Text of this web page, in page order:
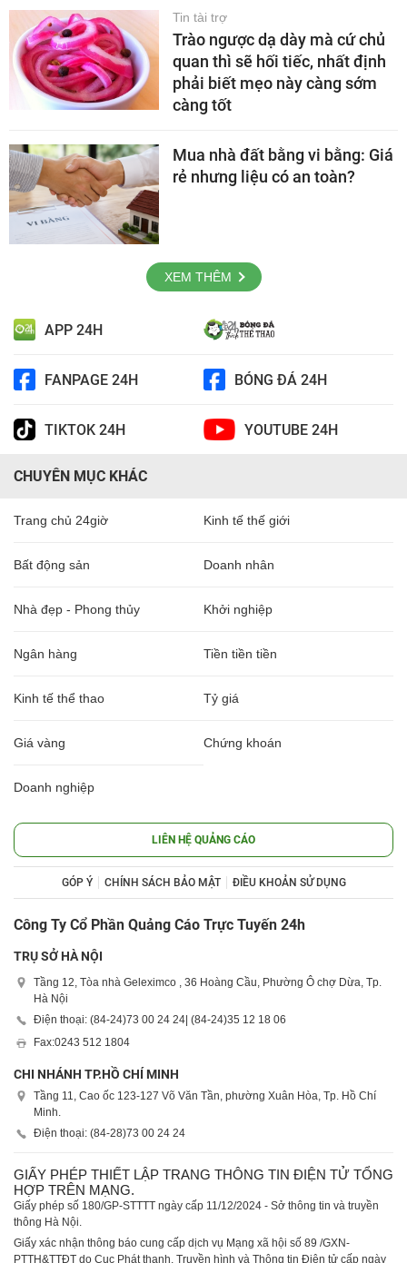
Tin tài trợ
Trào ngược dạ dày mà cứ chủ
quan thì sẽ hối tiếc, nhất định
phải biết mẹo này càng sớm
càng tốt
Mua nhà đất bằng vi bằng: Giá
rẻ nhưng liệu có an toàn?
XEM THÊM
APP 24H
FANPAGE 24H BÓNG ĐÁ 24H
TIKTOK 24H YOUTUBE 24H
CHUYÊN MỤC KHÁC
Trang chủ 24giờ Kinh tế thế giới
Bất động sản Doanh nhân
Nhà đẹp - Phong thủy Khởi nghiệp
Ngân hàng Tiền tiền tiền
Kinh tế thể thao Tỷ giá
Giá vàng Chứng khoán
Doanh nghiệp
LIÊN HỆ QUẢNG CÁO
GÓP Ý CHÍNH SÁCH BẢO MẬT ĐIỀU KHOẢN SỬ DỤNG
Công Ty Cổ Phần Quảng Cáo Trực Tuyến 24h
TRỤ SỞ HÀ NỘI
Tầng 12, Tòa nhà Geleximco , 36 Hoàng Cầu, Phường Ô chợ Dừa, Tp.
Hà Nội
Điện thoại: (84-24)73 00 24 24 | (84-24)35 12 18 06
Fax:0243 512 1804
CHI NHÁNH TP.HỒ CHÍ MINH
Tầng 11, Cao ốc 123-127 Võ Văn Tần, phường Xuân Hòa, Tp. Hồ Chí
Minh.
Điện thoại: (84-28)73 00 24 24
GIẤY PHÉP THIẾT LẬP TRANG THÔNG TIN ĐIỆN TỬ TỔNG
HỢP TRÊN MẠNG.
Giấy phép số 180/GP-STTTT ngày cấp 11/12/2024 - Sở thông tin và truyền
thông Hà Nội.
Giấy xác nhận thông báo cung cấp dịch vụ Mạng xã hội số 89 /GXN-
PTTH&TTĐT do Cục Phát thanh, Truyền hình và Thông tin Điện tử cấp ngày